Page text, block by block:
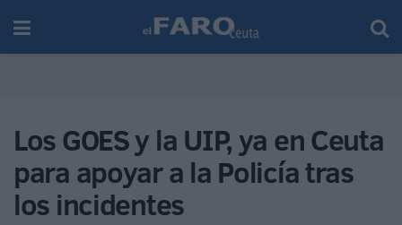
Los GOES y la UIP, ya en Ceuta
para apoyar a la Policía tras
los incidentes